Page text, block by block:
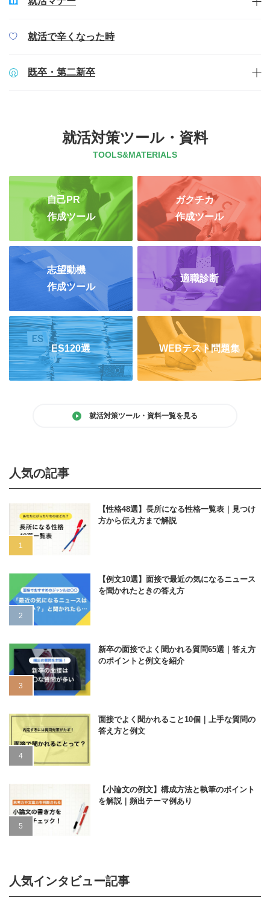
就活で辛くなった時
既卒・第二新卒
就活対策ツール・資料
TOOLS&MATERIALS
自己PR
作成ツール
ガクチカ
作成ツール
志望動機
作成ツール
適職診断
ES120選 WEBテスト問題集
就活対策ツール・資料一覧を見る
人気の記事
【性格48選】長所になる性格一覧表｜見つけ
方から伝え方まで解説
【例文10選】面接で最近の気になるニュース
を聞かれたときの答え方
新卒の面接でよく聞かれる質問65選｜答え方
のポイントと例文を紹介
面接でよく聞かれること10個｜上手な質問の
答え方と例文
【小論文の例文】構成方法と執筆のポイント
を解説｜頻出テーマ例あり
人気インタビュー記事